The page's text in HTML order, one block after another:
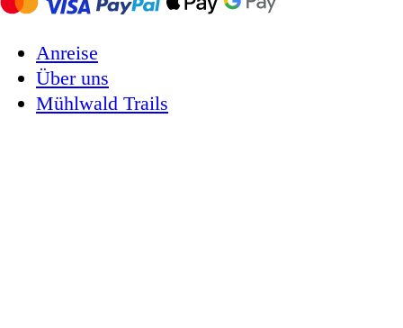
Anreise
Über uns
Mühlwald Trails